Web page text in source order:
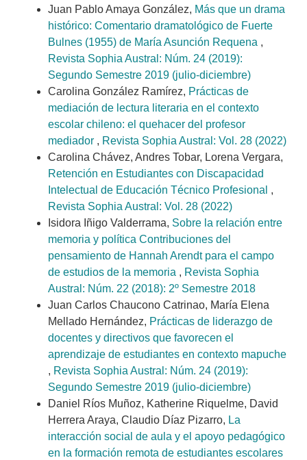
Juan Pablo Amaya González, Más que un drama
histórico: Comentario dramatológico de Fuerte
Bulnes (1955) de María Asunción Requena ,
Revista Sophia Austral: Núm. 24 (2019):
Segundo Semestre 2019 (julio-diciembre)
Carolina González Ramírez, Prácticas de
mediación de lectura literaria en el contexto
escolar chileno: el quehacer del profesor
mediador , Revista Sophia Austral: Vol. 28 (2022)
Carolina Chávez, Andres Tobar, Lorena Vergara,
Retención en Estudiantes con Discapacidad
Intelectual de Educación Técnico Profesional ,
Revista Sophia Austral: Vol. 28 (2022)
Isidora Iñigo Valderrama, Sobre la relación entre
memoria y política Contribuciones del
pensamiento de Hannah Arendt para el campo
de estudios de la memoria , Revista Sophia
Austral: Núm. 22 (2018): 2º Semestre 2018
Juan Carlos Chaucono Catrinao, María Elena
Mellado Hernández, Prácticas de liderazgo de
docentes y directivos que favorecen el
aprendizaje de estudiantes en contexto mapuche
, Revista Sophia Austral: Núm. 24 (2019):
Segundo Semestre 2019 (julio-diciembre)
Daniel Ríos Muñoz, Katherine Riquelme, David
Herrera Araya, Claudio Díaz Pizarro, La
interacción social de aula y el apoyo pedagógico
en la formación remota de estudiantes escolares